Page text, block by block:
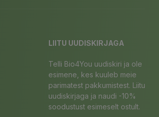
LIITU UUDISKIRJAGA
Telli Bio4You uudiskiri ja ole
esimene, kes kuuleb meie
parimatest pakkumistest. Liitu
uudiskirjaga ja naudi -10%
soodustust esimeselt ostult.